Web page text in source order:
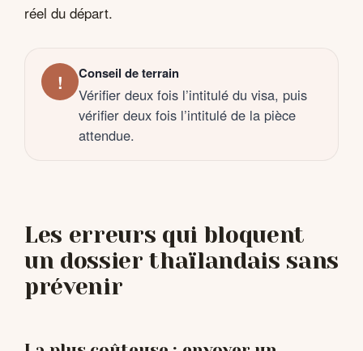
réel du départ.
! Conseil de terrain
Vérifier deux fois l’intitulé du visa, puis
vérifier deux fois l’intitulé de la pièce
attendue.
Les erreurs qui bloquent
un dossier thaïlandais sans
prévenir